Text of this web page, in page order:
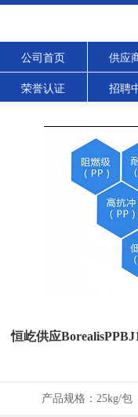
公司首页 供应
荣誉认证 招聘
恒屹供应
产品规格： 25kg/包